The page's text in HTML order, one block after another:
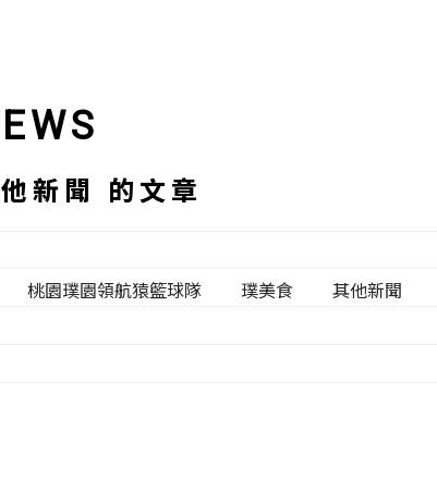
新聞 的文章
桃園璞園領航猿籃球隊 璞美食 其他新聞